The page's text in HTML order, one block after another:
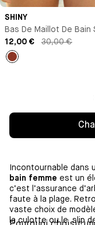
SHINY
Bas De Maillot De Bain
12,00 €
30,00 €
Marron
Incontournable dans
bain femme est un
c’est l’assurance
faute à la plage.
vaste choix de
la culotte ou le slip